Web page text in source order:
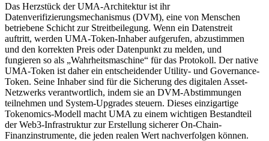
Das Herzstück der UMA-Architektur ist ihr
Datenverifizierungsmechanismus (DVM), eine von Menschen
betriebene Schicht zur Streitbeilegung. Wenn ein Datenstreit
auftritt, werden UMA-Token-Inhaber aufgerufen, abzustimmen
und den korrekten Preis oder Datenpunkt zu melden, und
fungieren so als „Wahrheitsmaschine“ für das Protokoll. Der native
UMA-Token ist daher ein entscheidender Utility- und Governance-
Token. Seine Inhaber sind für die Sicherung des digitalen Asset-
Netzwerks verantwortlich, indem sie an DVM-Abstimmungen
teilnehmen und System-Upgrades steuern. Dieses einzigartige
Tokenomics-Modell macht UMA zu einem wichtigen Bestandteil
der Web3-Infrastruktur zur Erstellung sicherer On-Chain-
Finanzinstrumente, die jeden realen Wert nachverfolgen können.